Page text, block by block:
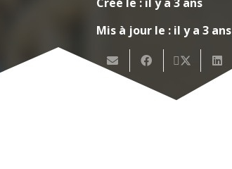
Mis à jour le : il y a 3 ans